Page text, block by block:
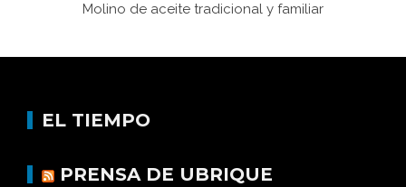
Molino de aceite tradicional y familiar
EL TIEMPO
PRENSA DE UBRIQUE